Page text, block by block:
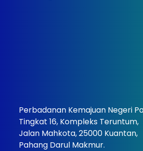
Perbadanan Kemajuan Negeri
Tingkat 16, Kompleks Teruntum,
Jalan Mahkota, 25000 Kuantan,
Pahang Darul Makmur.